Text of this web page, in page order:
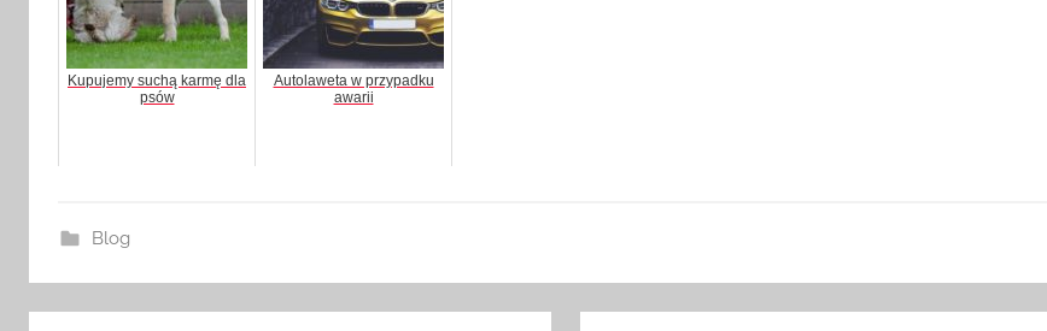
Kupujemy suchą karmę dla
psów
Autolaweta w przypadku
awarii
Blog